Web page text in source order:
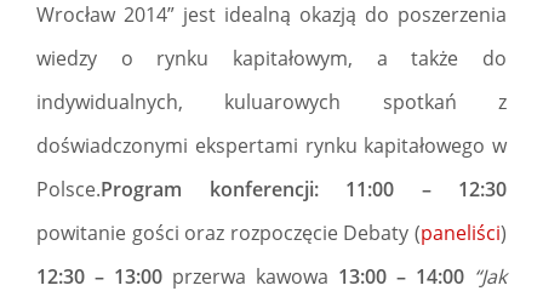
Wrocław 2014” jest idealną okazją do poszerzenia
wiedzy o rynku kapitałowym, a także do
indywidualnych, kuluarowych spotkań z
doświadczonymi ekspertami rynku kapitałowego w
Polsce.Program konferencji:
11:00 – 12:30
powitanie gości oraz rozpoczęcie Debaty (paneliści)
12:30 – 13:00 przerwa kawowa 13:00 – 14:00 “Jak